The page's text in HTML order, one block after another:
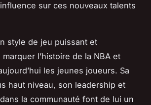
sur ces nouveaux talents
style de jeu puissant et
l’histoire de la NBA et
les jeunes joueurs. Sa
haut niveau, son leadership et
la communauté font de lui un